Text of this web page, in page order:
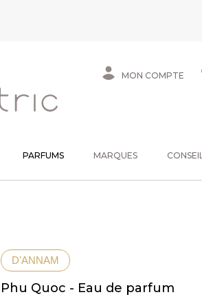
MON COMPTE
PARFUMS MARQUES
D'ANNAM
Phu Quoc - Eau de parfum